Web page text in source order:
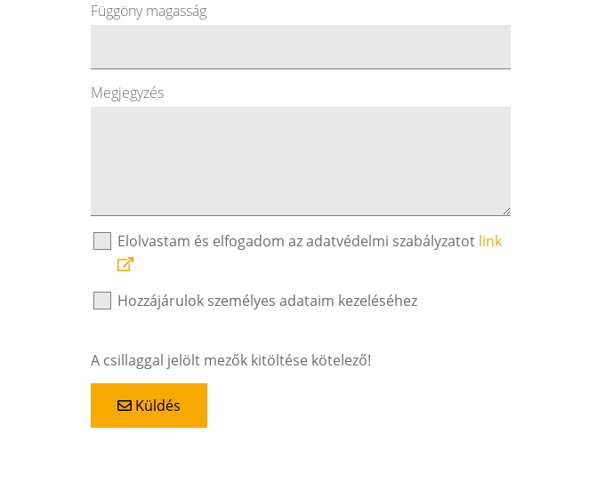
Függöny magasság
Megjegyzés
Elolvastam és elfogadom az adatvédelmi szabályzatot link
Hozzájárulok személyes adataim kezeléséhez
A csillaggal jelölt mezők kitöltése kötelező!
Küldés